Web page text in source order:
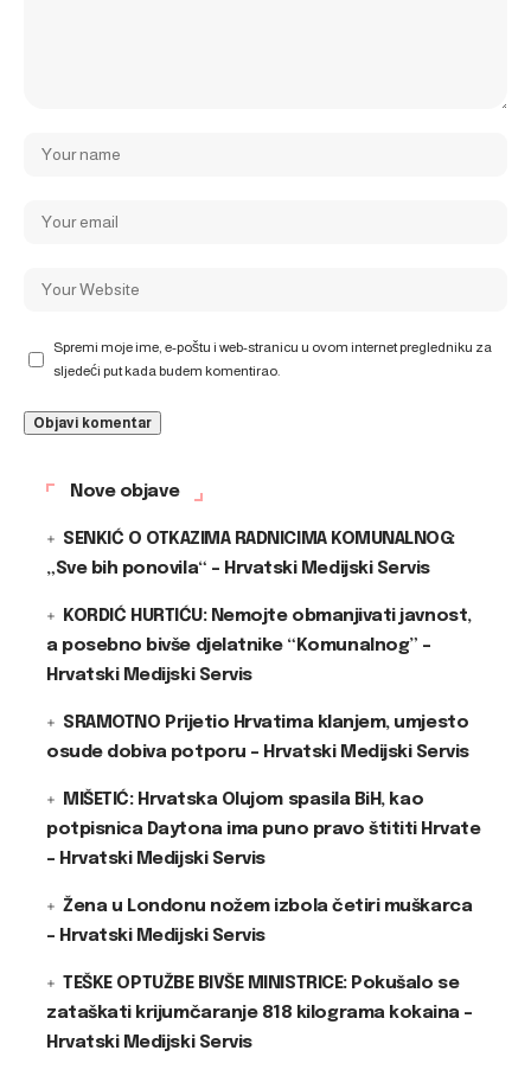
Spremi moje ime, e-poštu i web-stranicu u ovom internet pregledniku za
sljedeći put kada budem komentirao.
Nove objave
SENKIĆ O OTKAZIMA RADNICIMA KOMUNALNOG:
„Sve bih ponovila“ – Hrvatski Medijski Servis
KORDIĆ HURTIĆU: Nemojte obmanjivati javnost,
a posebno bivše djelatnike “Komunalnog” –
Hrvatski Medijski Servis
SRAMOTNO Prijetio Hrvatima klanjem, umjesto
osude dobiva potporu – Hrvatski Medijski Servis
MIŠETIĆ: Hrvatska Olujom spasila BiH, kao
potpisnica Daytona ima puno pravo štititi Hrvate
– Hrvatski Medijski Servis
Žena u Londonu nožem izbola četiri muškarca
– Hrvatski Medijski Servis
TEŠKE OPTUŽBE BIVŠE MINISTRICE: Pokušalo se
zataškati krijumčaranje 818 kilograma kokaina –
Hrvatski Medijski Servis